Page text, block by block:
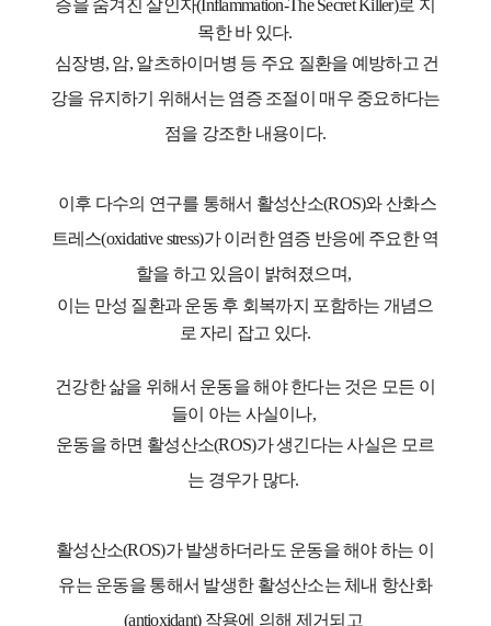
증을 숨겨진 살인자(Inflammation-The Secret Killer)로 지
목한 바 있다.
심장병, 암, 알츠하이머병 등 주요 질환을 예방하고 건
강을 유지하기 위해서는 염증 조절이 매우 중요하다는
점을 강조한 내용이다.
이후 다수의 연구를 통해서 활성산소(ROS)와 산화스
트레스(oxidative stress)가 이러한 염증 반응에 주요한 역
할을 하고 있음이 밝혀졌으며,
이는 만성 질환과 운동 후 회복까지 포함하는 개념으
로 자리 잡고 있다.
건강한 삶을 위해서 운동을 해야 한다는 것은 모든 이
들이 아는 사실이나,
운동을 하면 활성산소(ROS)가 생긴다는 사실은 모르
는 경우가 많다.
활성산소(ROS)가 발생하더라도 운동을 해야 하는 이
유는 운동을 통해서 발생한 활성산소는 체내 항산화
(antioxidant) 작용에 의해 제거되고